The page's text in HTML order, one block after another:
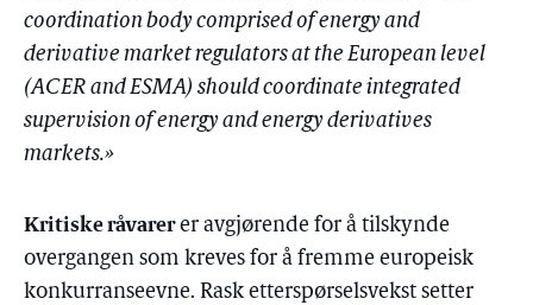
coordination body comprised of energy and
derivative market regulators at the European level
(ACER and ESMA) should coordinate integrated
supervision of energy and energy derivatives
markets.»
Kritiske råvarerer avgjørende for å tilskynde
overgangen som kreves for å fremme europeisk
konkurranseevne. Rask etterspørselsvekst setter